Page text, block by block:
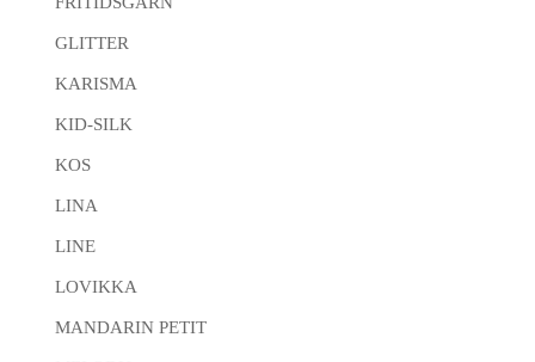
GLITTER
KARISMA
KID-SILK
KOS
LINA
LINE
LOVIKKA
MANDARIN PETIT